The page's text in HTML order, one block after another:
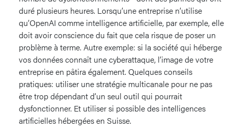
duré plusieurs heures. Lorsqu’une entreprise n’utilise
qu’OpenAI comme intelligence artificielle, par exemple, elle
doit avoir conscience du fait que cela risque de poser un
problème à terme. Autre exemple: si la société qui héberge
vos données connaît une cyberattaque, l’image de votre
entreprise en pâtira également. Quelques conseils
pratiques: utiliser une stratégie multicanale pour ne pas
être trop dépendant d’un seul outil qui pourrait
dysfonctionner. Et utiliser si possible des intelligences
artificielles hébergées en Suisse.